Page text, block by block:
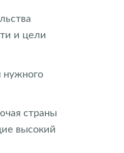
и цели
нужного
страны
высокий